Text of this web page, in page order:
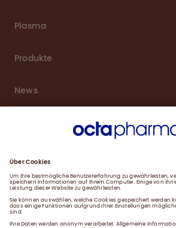
Plasma
Produkte
News
Downloads